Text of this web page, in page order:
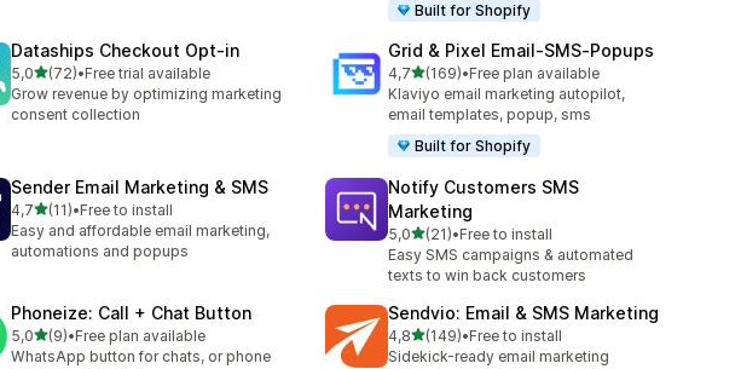
Built for Shopify
Dataships Checkout Opt‑in
5,0z 5 hvězd
(72)
Celkový počet recenzí: 72
•Free trial available
Grow revenue by optimizing marketing
consent collection
Grid & Pixel Email‑SMS‑Popups
4,7z 5 hvězd
(169)
Celkový počet recenzí: 169
•Free plan available
Klaviyo email marketing autopilot,
email templates, popup, sms
Built for Shopify
Sender Email Marketing & SMS
4,7z 5 hvězd
(11)
Celkový počet recenzí: 11
•Free to install
Easy and affordable email marketing,
automations and popups
Notify Customers SMS
Marketing
5,0z 5 hvězd
(21)
Celkový počet recenzí: 21
•Free to install
Easy SMS campaigns & automated
texts to win back customers
Phoneize: Call + Chat Button
5,0z 5 hvězd
(9)
Celkový počet recenzí: 9
•Free plan available
WhatsApp button for chats, or phone
Sendvio: Email & SMS Marketing
4,8z 5 hvězd
(149)
Celkový počet recenzí: 149
•Free to install
Sidekick-ready email marketing